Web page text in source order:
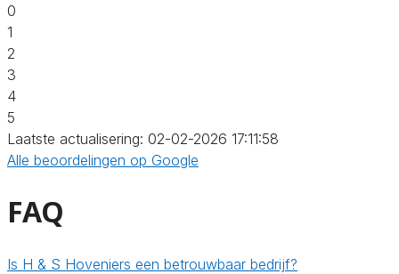
0
1
2
3
4
5
Laatste actualisering: 02-02-2026 17:11:58
Alle beoordelingen op Google
FAQ
Is H & S Hoveniers een betrouwbaar bedrijf?